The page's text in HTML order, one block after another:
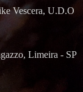
Vescera, U.D.O
Limeira - SP